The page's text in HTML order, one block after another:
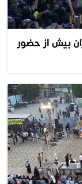
پیش از حضور